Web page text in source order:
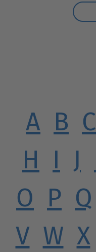
A B C
H I J
O P Q
V W X